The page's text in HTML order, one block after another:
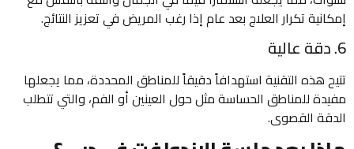
إمكانية تكرار العلاج بعد عام إذا رغب المريض في تعزيز النتائج.
6. دقة عالية
تتيح هذه التقنية استهدافاً دقيقاً للمناطق المحددة، مما يجعلها
مفيدة للمناطق الحساسة مثل حول العينين أو الفم، والتي تتطلب
الدقة القصوى.